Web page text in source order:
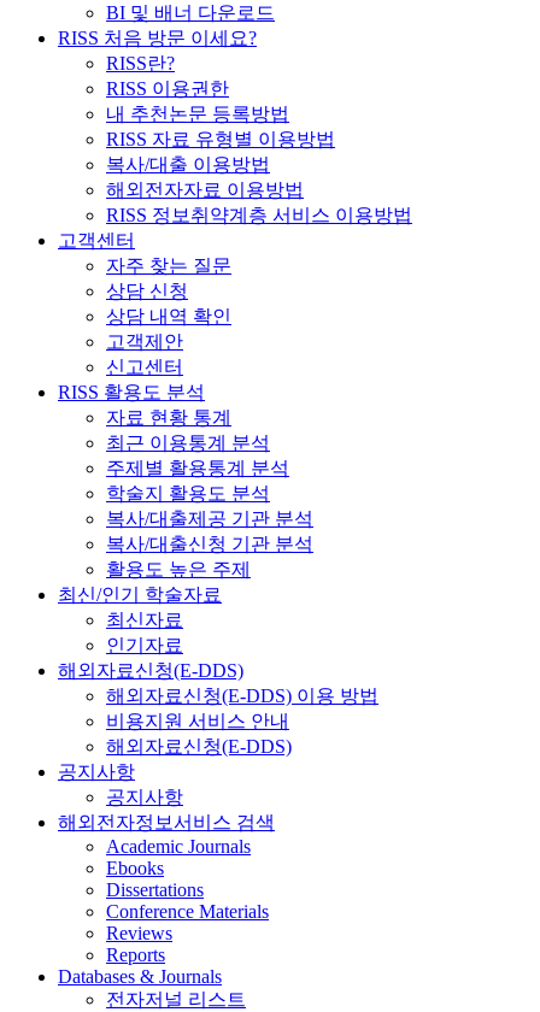
BI 및 배너 다운로드
RISS 처음 방문 이세요?
RISS란?
RISS 이용권한
내 추천논문 등록방법
RISS 자료 유형별 이용방법
복사/대출 이용방법
해외전자자료 이용방법
RISS 정보취약계층 서비스 이용방법
고객센터
자주 찾는 질문
상담 신청
상담 내역 확인
고객제안
신고센터
RISS 활용도 분석
자료 현황 통계
최근 이용통계 분석
주제별 활용통계 분석
학술지 활용도 분석
복사/대출제공 기관 분석
복사/대출신청 기관 분석
활용도 높은 주제
최신/인기 학술자료
최신자료
인기자료
해외자료신청(E-DDS)
해외자료신청(E-DDS) 이용 방법
비용지원 서비스 안내
해외자료신청(E-DDS)
공지사항
공지사항
해외전자정보서비스 검색
Academic Journals
Ebooks
Dissertations
Conference Materials
Reviews
Reports
Databases & Journals
전자저널 리스트